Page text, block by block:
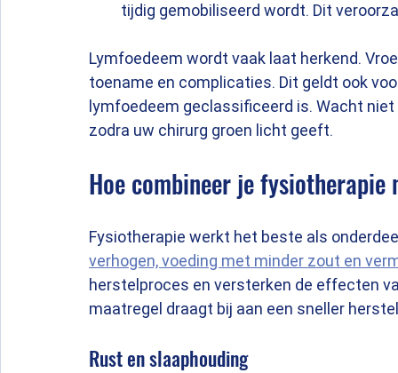
tijdig gemobiliseerd wordt. Dit
Lymfoedeem wordt vaak laat herkend.
toename en complicaties. Dit geldt ook
lymfoedeem geclassificeerd is. Wacht
zodra uw chirurg groen licht geeft.
Hoe combineer je
Fysiotherapie werkt het beste als
verhogen, voeding met minder zout en
herstelproces en versterken de effecten
maatregel draagt bij aan een sneller
Rust en slaaphouding